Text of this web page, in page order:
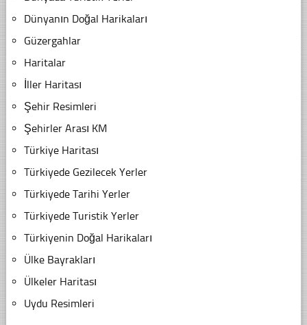
Dünyanın Doğal Harikaları
Güzergahlar
Haritalar
İller Haritası
Şehir Resimleri
Şehirler Arası KM
Türkiye Haritası
Türkiyede Gezilecek Yerler
Türkiyede Tarihi Yerler
Türkiyede Turistik Yerler
Türkiyenin Doğal Harikaları
Ülke Bayrakları
Ülkeler Haritası
Uydu Resimleri